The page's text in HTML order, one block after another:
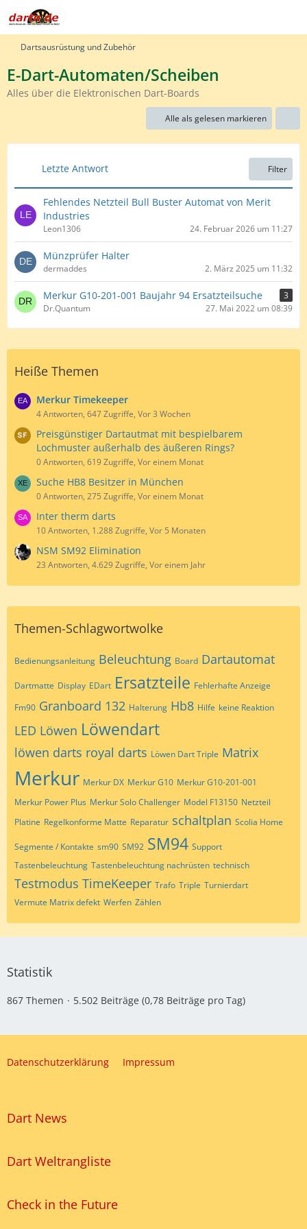
Dartsausrüstung und Zubehör
E-Dart-Automaten/Scheiben
Alles über die Elektronischen Dart-Boards
Alle als gelesen markieren
Letzte Antwort Filter
Fehlendes Netzteil Bull Buster Automat von Merit
Industries
Leon1306 24. Februar 2026 um 11:27
Münzprüfer Halter
dermaddes 2. März 2025 um 11:32
Merkur G10-201-001 Baujahr 94 Ersatzteilsuche
3
Dr.Quantum
27. Mai 2022 um 08:39
Heiße Themen
Merkur Timekeeper
4 Antworten, 647 Zugriffe, Vor 3 Wochen
Preisgünstiger Dartautmat mit bespielbarem
Lochmuster außerhalb des äußeren Rings?
0 Antworten, 619 Zugriffe, Vor einem Monat
Suche HB8 Besitzer in München
0 Antworten, 275 Zugriffe, Vor einem Monat
Inter therm darts
10 Antworten, 1.288 Zugriffe, Vor 5 Monaten
NSM SM92 Elimination
23 Antworten, 4.629 Zugriffe, Vor einem Jahr
Themen-Schlagwortwolke
Bedienungsanleitung Beleuchtung Board Dartautomat
Dartmatte Display EDart Ersatzteile Fehlerhafte Anzeige
Fm90 Granboard 132 Halterung Hb8 Hilfe keine Reaktion
LED Löwen Löwendart
löwen darts royal darts Löwen Dart Triple Matrix
Merkur Merkur DX Merkur G10 Merkur G10-201-001
Merkur Power Plus Merkur Solo Challenger Model F13150 Netzteil
Platine Regelkonforme Matte Reparatur schaltplan Scolia Home
Segmente / Kontakte sm90 SM92 SM94 Support
Tastenbeleuchtung Tastenbeleuchtung nachrüsten technisch
Testmodus TimeKeeper Trafo Triple Turnierdart
Vermute Matrix defekt Werfen Zählen
Statistik
867 Themen 5.502 Beiträge (0,78 Beiträge pro Tag)
Datenschutzerklärung Impressum
Dart News
Dart Weltrangliste
Check in the Future